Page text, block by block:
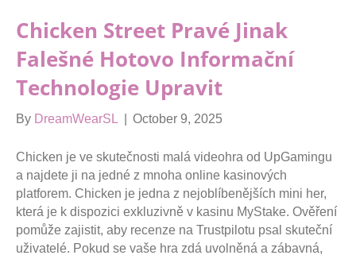
Chicken Street Pravé Jinak
Falešné Hotovo Informační
Technologie Upravit
By DreamWearSL October 9, 2025
Chicken je ve skutečnosti malá videohra od UpGamingu
a najdete ji na jedné z mnoha online kasinových
platforem. Chicken je jedna z nejoblíbenějších mini her,
která je k dispozici exkluzivně v kasinu MyStake. Ověření
pomůže zajistit, aby recenze na Trustpilotu psal skuteční
uživatelé. Pokud se vaše hra zdá uvolněná a zábavná,